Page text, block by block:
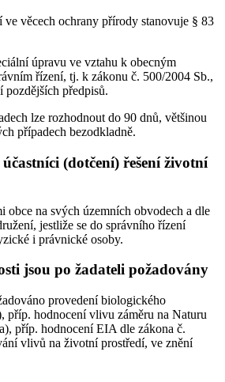
věcech ochrany přírody stanovuje § 83
úpravu ve vztahu k obecným
řízení, tj. k zákonu č. 500/2004 Sb.,
pozdějších předpisů.
lze rozhodnout do 90 dnů, většinou
případech bezodkladně.
(dotčení) řešení životní
obce na svých územních obvodech a dle
jestliže se do správního řízení
i právnické osoby.
jsou po žadateli požadovány
provedení biologického
příp. hodnocení vlivu záměru na Naturu
příp. hodnocení EIA dle zákona č.
vlivů na životní prostředí, ve znění